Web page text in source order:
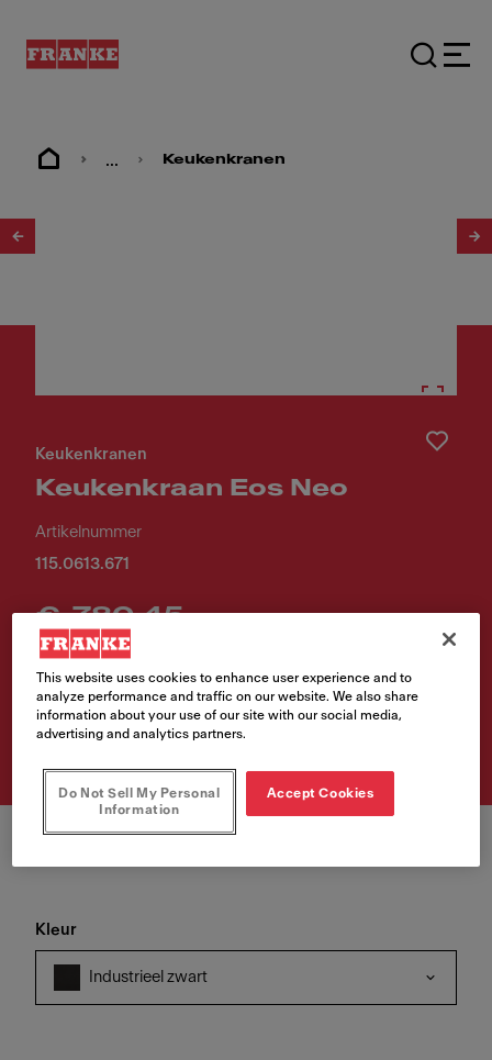
... Keukenkranen
Keukenkranen
Keukenkraan Eos Neo
Artikelnummer
115.0613.671
€ 780,45
Verkoopprijs inclusief BTW.
Waar te koop?
Kleur
Industrieel zwart
This website uses cookies to enhance user experience and to
analyze performance and traffic on our website. We also share
information about your use of our site with our social media,
advertising and analytics partners.
Do Not Sell My Personal
Information
Accept Cookies